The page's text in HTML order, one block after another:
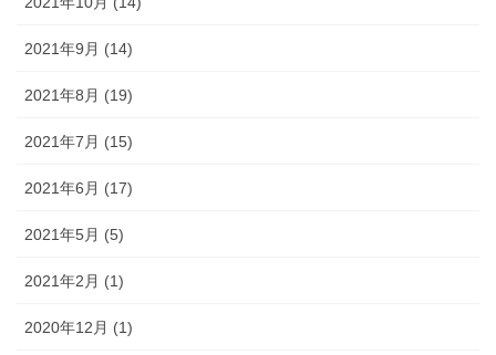
2021年9月 (14)
2021年8月 (19)
2021年7月 (15)
2021年6月 (17)
2021年5月 (5)
2021年2月 (1)
2020年12月 (1)